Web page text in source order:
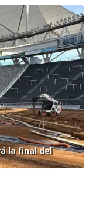
la final del